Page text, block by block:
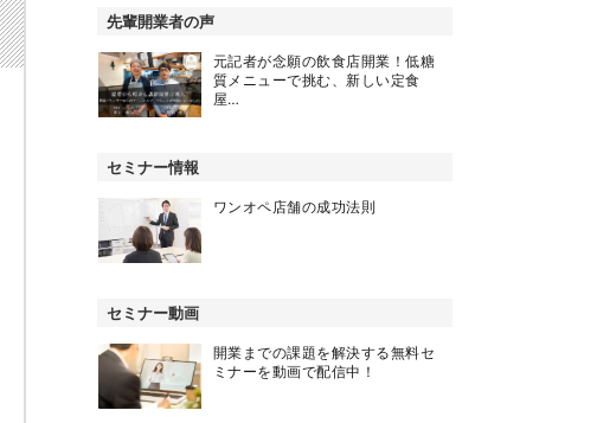
先輩開業者の声
元記者が念願の飲食店開業！低糖
質メニューで挑む、新しい定食
屋…
セミナー情報
ワンオペ店舗の成功法則
セミナー動画
開業までの課題を解決する無料セ
ミナーを動画で配信中！